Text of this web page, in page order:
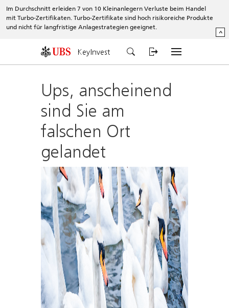
Im Durchschnitt erleiden 7 von 10 Kleinanlegern Verluste beim Handel
mit Turbo-Zertifikaten. Turbo-Zertifikate sind hoch risikoreiche Produkte
und nicht für langfristige Anlagestrategien geeignet.
^
KeyInvest
Ups, anscheinend
sind Sie am
falschen Ort
gelandet